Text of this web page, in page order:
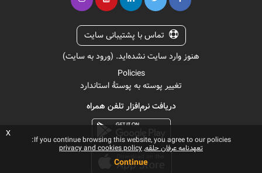
تماس با پشتیبانی سایت
هنوز وارد سایت نشده‌اید. (ورود به سایت)
Policies
تغییر پوسته به پوستهٔ استاندارد
دریافت نرم‌افزار تلفن همراه
If you continue browsing this website, you agree to our policies:
تعهدنامه عرفان حلقه privacy and cookies policy
Continue
x